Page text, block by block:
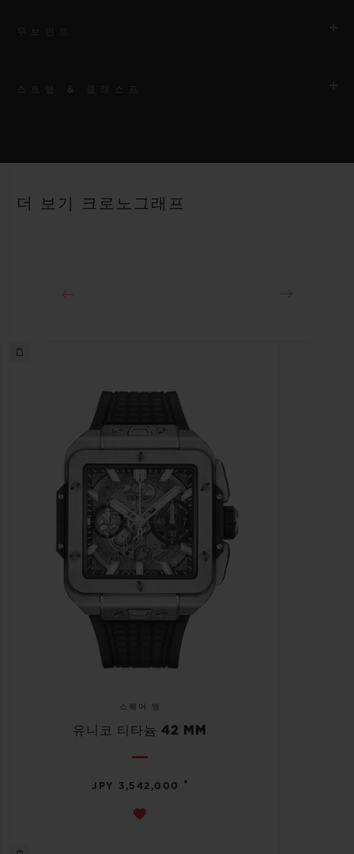
스트랩
더 보기 크로노그래프
스퀘어 뱅
유니코 티타늄 42 MM
JPY 3,542,000 •